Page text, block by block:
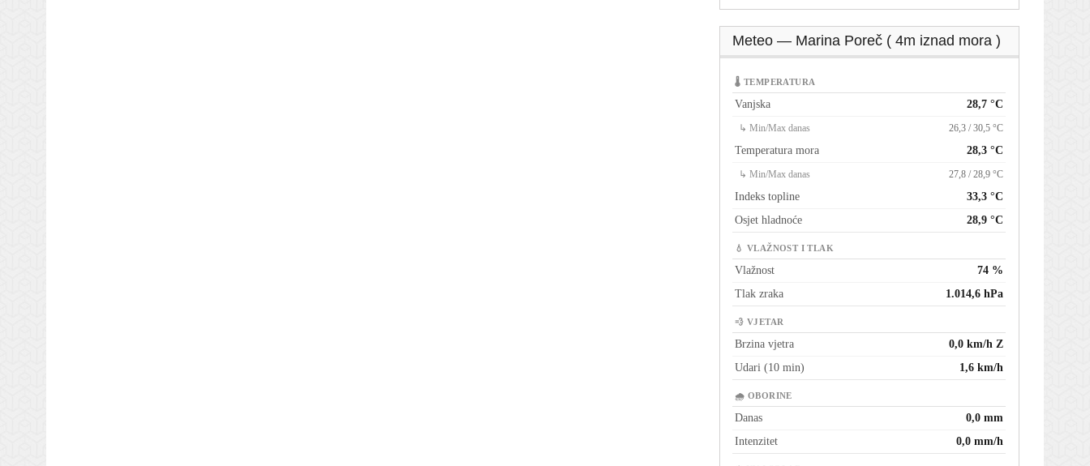
Meteo — Marina Poreč ( 4m iznad mora )
🌡 TEMPERATURA
Vanjska 28,7 °C
↳ Min/Max danas 26,3 / 30,5 °C
Temperatura mora 28,3 °C
↳ Min/Max danas 27,8 / 28,9 °C
Indeks topline
33,3 °C
Osjet hladnoće
28,9 °C
💧 VLAŽNOST I TLAK
Vlažnost
74 %
Tlak zraka
1.014,6 hPa
💨 VJETAR
Brzina vjetra
0,0 km/h Z
Udari (10 min)
1,6 km/h
🌧 OBORINE
Danas
0,0 mm
Intenzitet
0,0 mm/h